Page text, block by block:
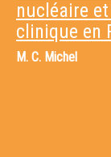
nucléaire
clinique en
M. C. Michel